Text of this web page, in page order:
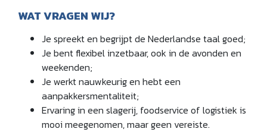
WAT VRAGEN WIJ?
Je spreekt en begrijpt de Nederlandse taal goed;
Je bent flexibel inzetbaar, ook in de avonden en
weekenden;
Je werkt nauwkeurig en hebt een
aanpakkersmentaliteit;
Ervaring in een slagerij, foodservice of logistiek is
mooi meegenomen, maar geen vereiste.